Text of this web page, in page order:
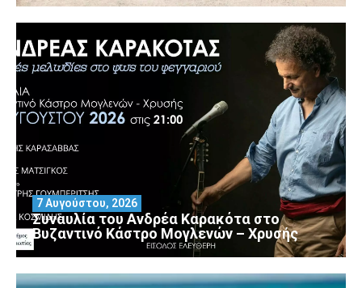
Συναυλία του Ανδρέα Καρακότα στο
Βυζαντινό Κάστρο Μογλενών – Χρυσής
7 Αυγούστου, 2026